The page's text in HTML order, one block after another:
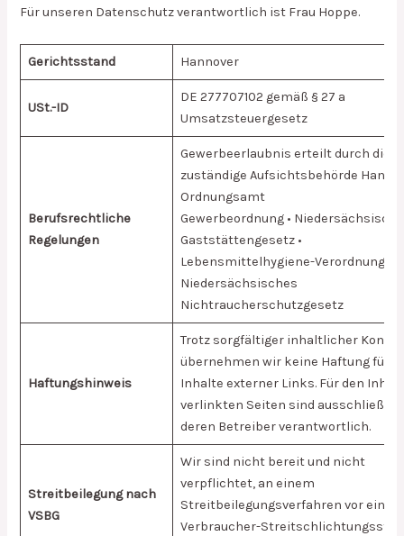
Für unseren Datenschutz verantwortlich ist Frau Hoppe.
Gerichtsstand Hannover
USt.-ID
DE 277707102 gemäß § 27 a
Umsatzsteuergesetz
Berufsrechtliche
Regelungen
Gewerbeerlaubnis erteilt durch die
zuständige Aufsichtsbehörde
Ordnungsamt
Gewerbeordnung •
Gaststättengesetz •
Lebensmittelhygiene-Verordnung •
Niedersächsisches
Nichtraucherschutzgesetz
Haftungshinweis
Trotz sorgfältiger inhaltlicher
übernehmen wir keine Haftung für
Inhalte externer Links. Für den
verlinkten Seiten sind
deren Betreiber verantwortlich.
Streitbeilegung nach
VSBG
Wir sind nicht bereit und nicht
verpflichtet, an einem
Streitbeilegungsverfahren vor einer
Verbraucher-